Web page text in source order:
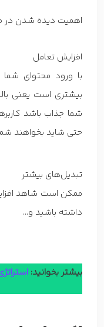
اهمیت دیده شدن در
افزایش تعامل
با ورود محتوای
بیشتری است یعنی
شما جذاب باشد
حتی شاید بخواهند
تبدیل‌های بیشتر
ممکن است شاهد
داشته باشید و…
بیشتر بخوانید: